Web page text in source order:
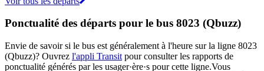
Ponctualité des départs pour le bus 8023 (Qbuzz)
Envie de savoir si le bus est généralement à l'heure sur la ligne 8023
(Qbuzz)? Ouvrez l'appli Transit pour consulter les rapports de
ponctualité générés par les usager·ère·s pour cette ligne.Vous